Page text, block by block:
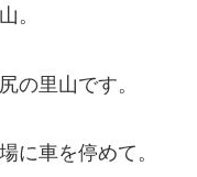
。
の里山です。
に車を停めて。